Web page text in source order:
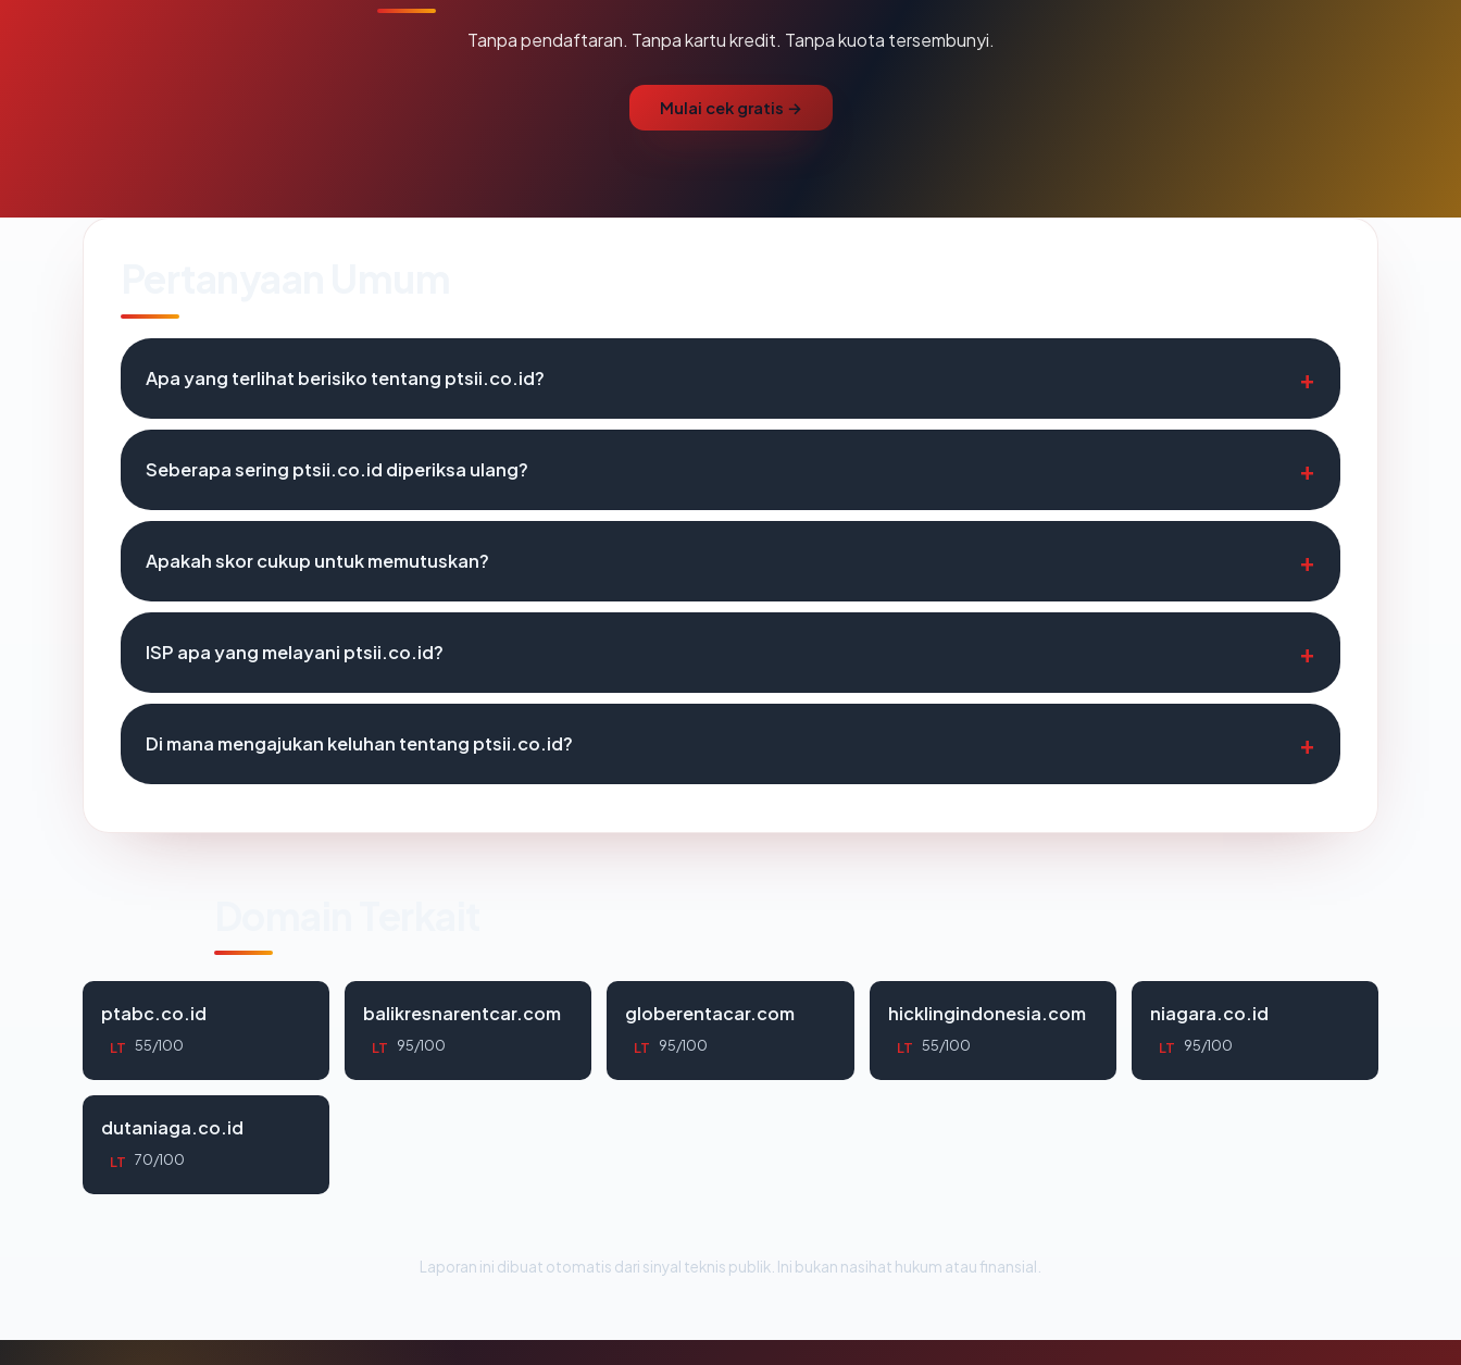
Tanpa pendaftaran. Tanpa kartu kredit. Tanpa kuota tersembunyi.
Mulai cek gratis →
Apa yang terlihat berisiko tentang ptsii.co.id?
Seberapa sering ptsii.co.id diperiksa ulang?
Apakah skor cukup untuk memutuskan?
ISP apa yang melayani ptsii.co.id?
Di mana mengajukan keluhan tentang ptsii.co.id?
ptabc.co.id
LT 55/100
balikresnarentcar.com
LT 95/100
globerentacar.com
LT 95/100
hicklingindonesia.com
LT 55/100
niagara.co.id
LT 95/100
dutaniaga.co.id
LT 70/100
Laporan ini dibuat otomatis dari sinyal teknis publik. Ini bukan nasihat hukum atau finansial.